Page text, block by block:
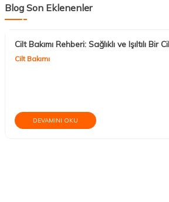
Blog Son Eklenenler
Cilt Bakımı Rehberi: Sağlıklı ve Işıltılı Bir
Cilt Bakımı
DEVAMINI OKU